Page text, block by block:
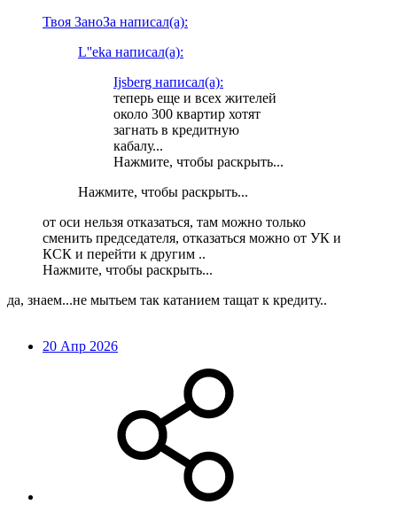
Твоя ЗаноЗа написал(а):
L''eka написал(а):
Ijsberg написал(а):
теперь еще и всех жителей
около 300 квартир хотят
загнать в кредитную
кабалу...
Нажмите, чтобы раскрыть...
Нажмите, чтобы раскрыть...
от оси нельзя отказаться, там можно только
сменить председателя, отказаться можно от УК и
КСК и перейти к другим ..
Нажмите, чтобы раскрыть...
да, знаем...не мытьем так катанием тащат к кредиту..
20 Апр 2026